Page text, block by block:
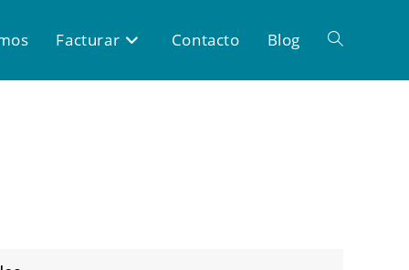
Facturar Contacto Blog